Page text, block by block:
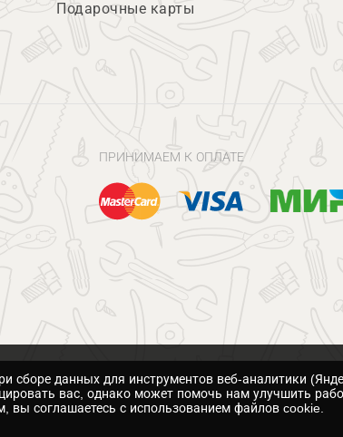
Подарочные карты
ПРИНИМАЕМ К ОПЛАТЕ
сборе данных для инструментов веб-аналитики
вас, однако может помочь нам улучшить
вы соглашаетесь с использованием файлов cookie.